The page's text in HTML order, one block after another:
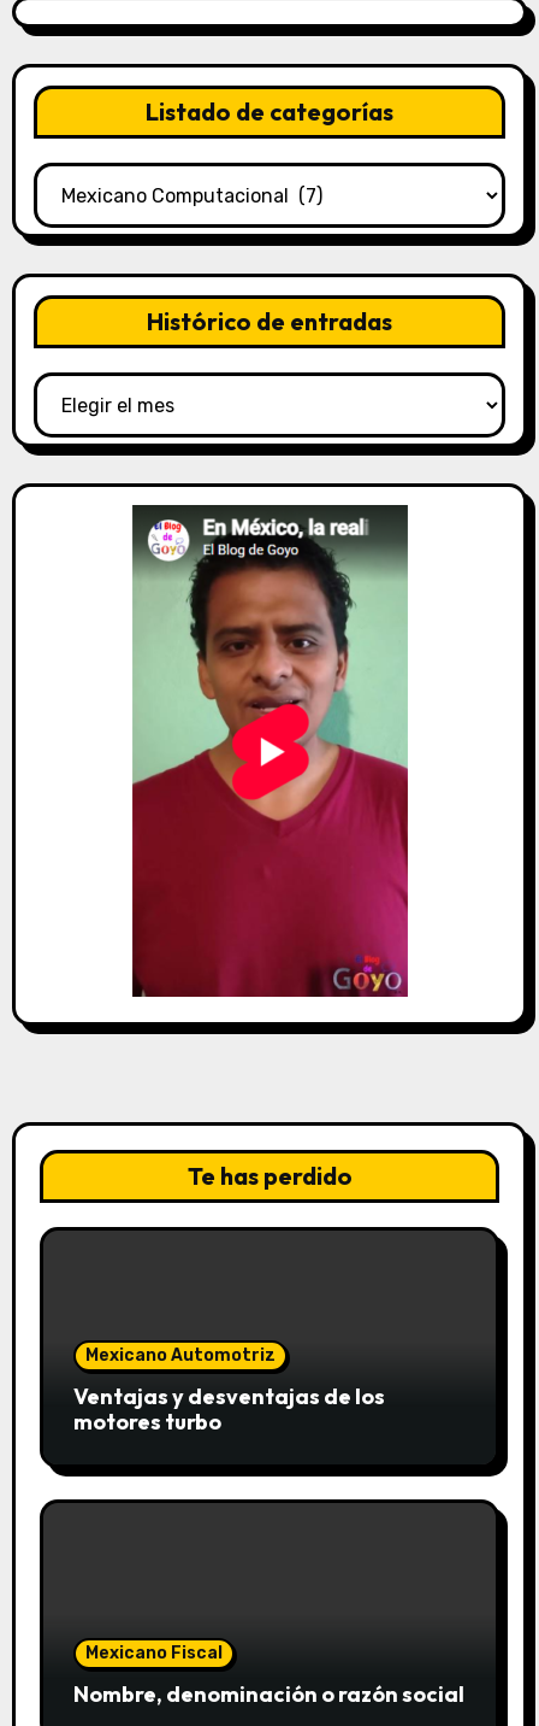
Listado de categorías
Listado
de
categorías
Histórico de entradas
Histórico
de
entradas
Te has perdido
Mexicano Automotriz
Ventajas y desventajas de los
motores turbo
Mexicano Fiscal
Nombre, denominación o razón social